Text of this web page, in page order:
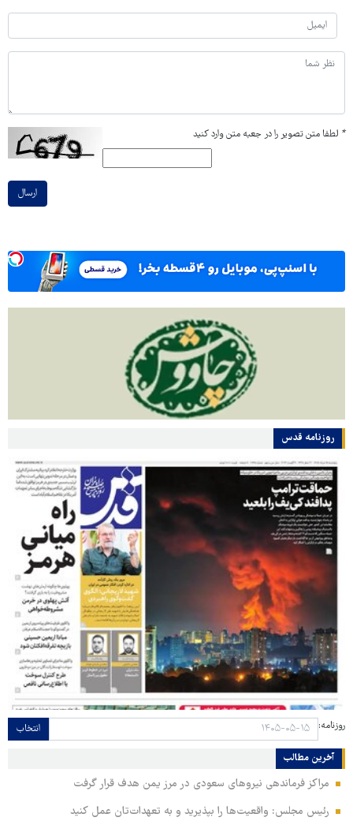
* لطفا متن تصویر را در جعبه متن وارد کنید
ارسال
روزنامه قدس
روزنامه: انتخاب
آخرین مطالب
مراکز فرماندهی نیروهای سعودی در مرز یمن هدف قرار گرفت
رئیس مجلس: واقعیت‌ها را بپذیرید و به تعهدات‌تان عمل کنید